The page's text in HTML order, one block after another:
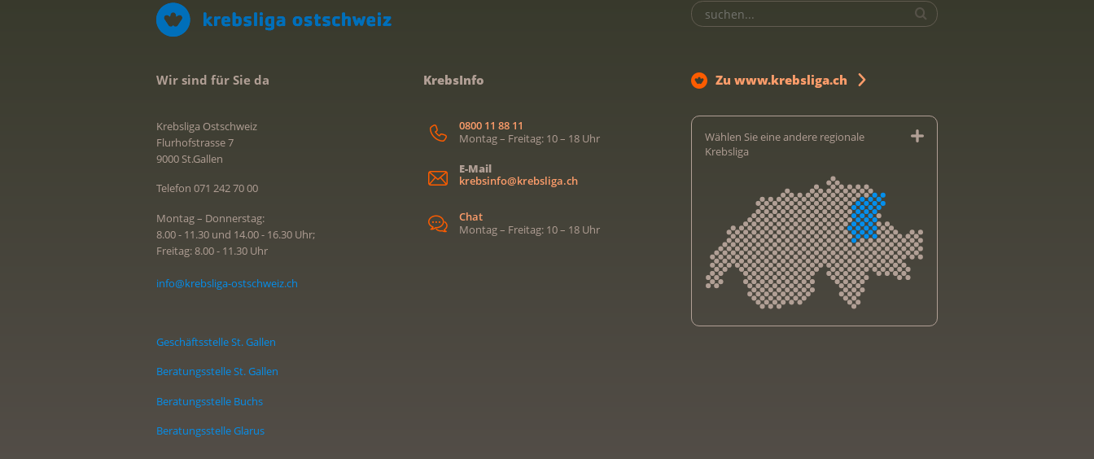
Wir sind für Sie da
Krebsliga Ostschweiz
Flurhofstrasse 7
9000 St.Gallen
Telefon 071 242 70 00
Montag – Donnerstag:
8.00 - 11.30 und 14.00 - 16.30 Uhr;
Freitag: 8.00 - 11.30 Uhr
info@krebsliga-ostschweiz.ch
Geschäftsstelle St. Gallen
Beratungsstelle St. Gallen
Beratungsstelle Buchs
Beratungsstelle Glarus
KrebsInfo
0800 11 88 11
Montag – Freitag: 10 – 18 Uhr
E-Mail
krebsinfo@krebsliga.ch
Chat
Montag – Freitag: 10 – 18 Uhr
Zu www.krebsliga.ch
Wählen Sie eine andere regionale
Krebsliga